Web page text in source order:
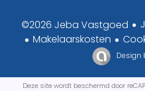
©2026 Jeba Vastgoed
Makelaarskosten
Design
Deze site wordt beschermd door